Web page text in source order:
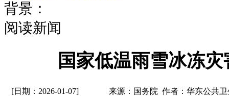
背景：
阅读新闻
国家低温雨雪冰冻
[日期：2026-01-07] 来源：国务院 作者：华东公共卫